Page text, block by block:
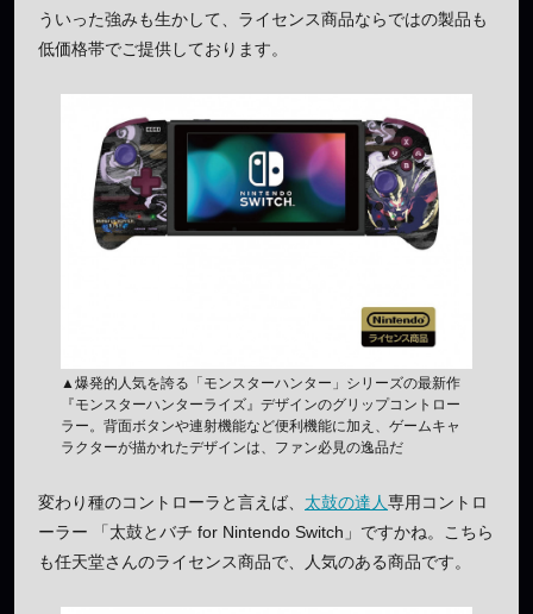
ういった強みも生かして、ライセンス商品ならではの製品も
低価格帯でご提供しております。
▲爆発的人気を誇る「モンスターハンター」シリーズの最新作
『モンスターハンターライズ』デザインのグリップコントロー
ラー。背面ボタンや連射機能など便利機能に加え、ゲームキャ
ラクターが描かれたデザインは、ファン必見の逸品だ
変わり種のコントローラと言えば、 太鼓の達人専用コントロ
ーラー 「太鼓とバチ for Nintendo Switch」ですかね。こちら
も任天堂さんのライセンス商品で、人気のある商品です。